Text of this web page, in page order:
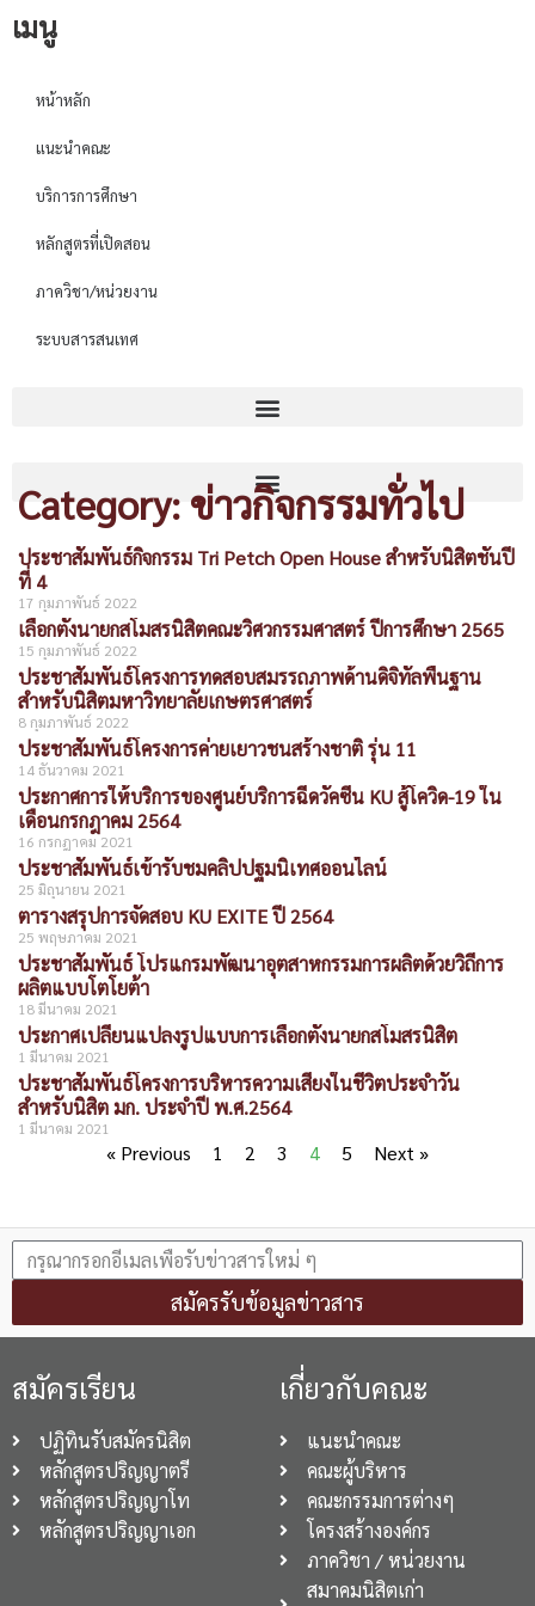
เมนู
หน้าหลัก
แนะนำคณะ
บริการการศึกษา
หลักสูตรที่เปิดสอน
ภาควิชา/หน่วยงาน
ระบบสารสนเทศ
Category: ข่าวกิจกรรมทั่วไป
ประชาสัมพันธ์กิจกรรม Tri Petch Open House สำหรับนิสิตชั้นปี
ที่ 4
17 กุมภาพันธ์ 2022
เลือกตั้งนายกสโมสรนิสิตคณะวิศวกรรมศาสตร์ ปีการศึกษา 2565
15 กุมภาพันธ์ 2022
ประชาสัมพันธ์โครงการทดสอบสมรรถภาพด้านดิจิทัลพื้นฐาน
สำหรับนิสิตมหาวิทยาลัยเกษตรศาสตร์
8 กุมภาพันธ์ 2022
ประชาสัมพันธ์โครงการค่ายเยาวชนสร้างชาติ รุ่น 11
14 ธันวาคม 2021
ประกาศการให้บริการของศูนย์บริการฉีดวัคซีน KU สู้โควิด-19 ใน
เดือนกรกฎาคม 2564
16 กรกฎาคม 2021
ประชาสัมพันธ์เข้ารับชมคลิปปฐมนิเทศออนไลน์
25 มิถุนายน 2021
ตารางสรุปการจัดสอบ KU EXITE ปี 2564
25 พฤษภาคม 2021
ประชาสัมพันธ์ โปรแกรมพัฒนาอุตสาหกรรมการผลิตด้วยวิถีการ
ผลิตแบบโตโยต้า
18 มีนาคม 2021
ประกาศเปลี่ยนแปลงรูปแบบการเลือกตั้งนายกสโมสรนิสิต
1 มีนาคม 2021
ประชาสัมพันธ์โครงการบริหารความเสี่ยงในชีวิตประจำวัน
สำหรับนิสิต มก. ประจำปี พ.ศ.2564
1 มีนาคม 2021
« Previous 1 2 3 4 5 Next »
สมัครรับข้อมูลข่าวสาร
สมัครเรียน
ปฏิทินรับสมัครนิสิต
หลักสูตรปริญญาตรี
หลักสูตรปริญญาโท
หลักสูตรปริญญาเอก
เกี่ยวกับคณะ
แนะนำคณะ
คณะผู้บริหาร
คณะกรรมการต่างๆ
โครงสร้างองค์กร
ภาควิชา / หน่วยงาน
สมาคมนิสิตเก่า